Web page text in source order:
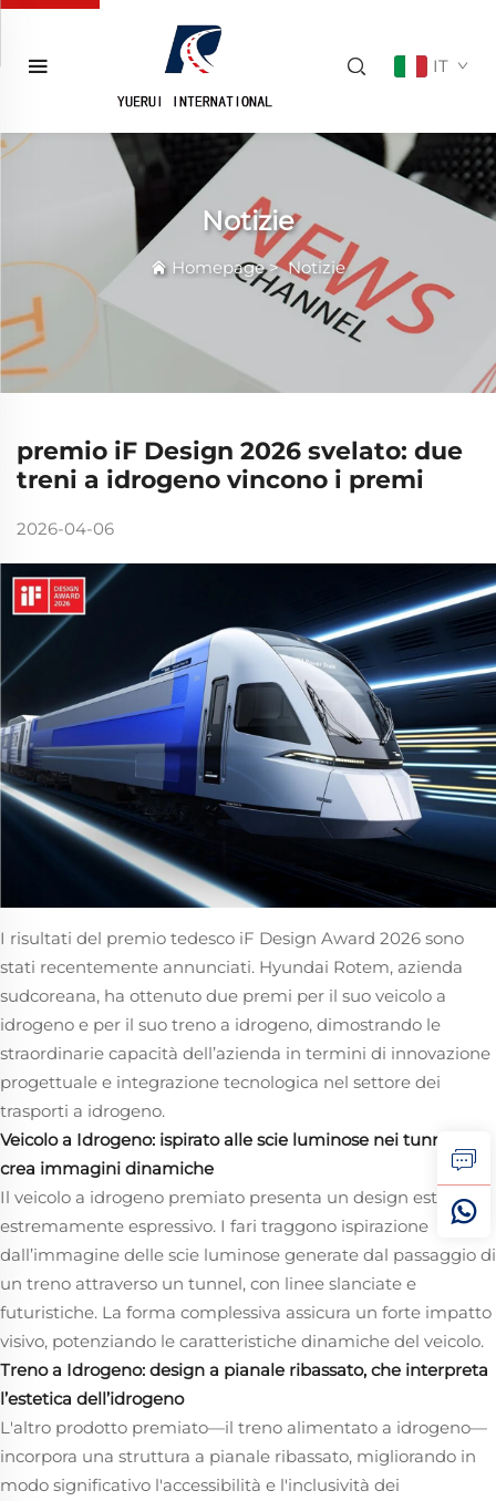
IT
Notizie
Homepage>Notizie
premio iF Design 2026 svelato: due
treni a idrogeno vincono i premi
2026-04-06
I risultati del premio tedesco iF Design Award 2026 sono
stati recentemente annunciati. Hyundai Rotem, azienda
sudcoreana, ha ottenuto due premi per il suo veicolo a
idrogeno e per il suo treno a idrogeno, dimostrando le
straordinarie capacità dell’azienda in termini di innovazione
progettuale e integrazione tecnologica nel settore dei
trasporti a idrogeno.
Veicolo a Idrogeno: ispirato alle scie luminose nei tunnel,
crea immagini dinamiche
Il veicolo a idrogeno premiato presenta un design esterno
estremamente espressivo. I fari traggono ispirazione
dall’immagine delle scie luminose generate dal passaggio di
un treno attraverso un tunnel, con linee slanciate e
futuristiche. La forma complessiva assicura un forte impatto
visivo, potenziando le caratteristiche dinamiche del veicolo.
Treno a Idrogeno: design a pianale ribassato, che interpreta
l’estetica dell’idrogeno
L'altro prodotto premiato—il treno alimentato a idrogeno—
incorpora una struttura a pianale ribassato, migliorando in
modo significativo l'accessibilità e l'inclusività dei